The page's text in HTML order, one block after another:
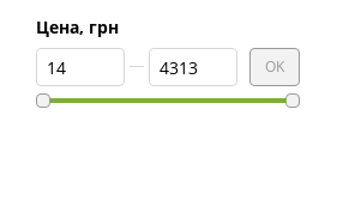
Цена, грн
От Цена, грн
До Цена, грн OK